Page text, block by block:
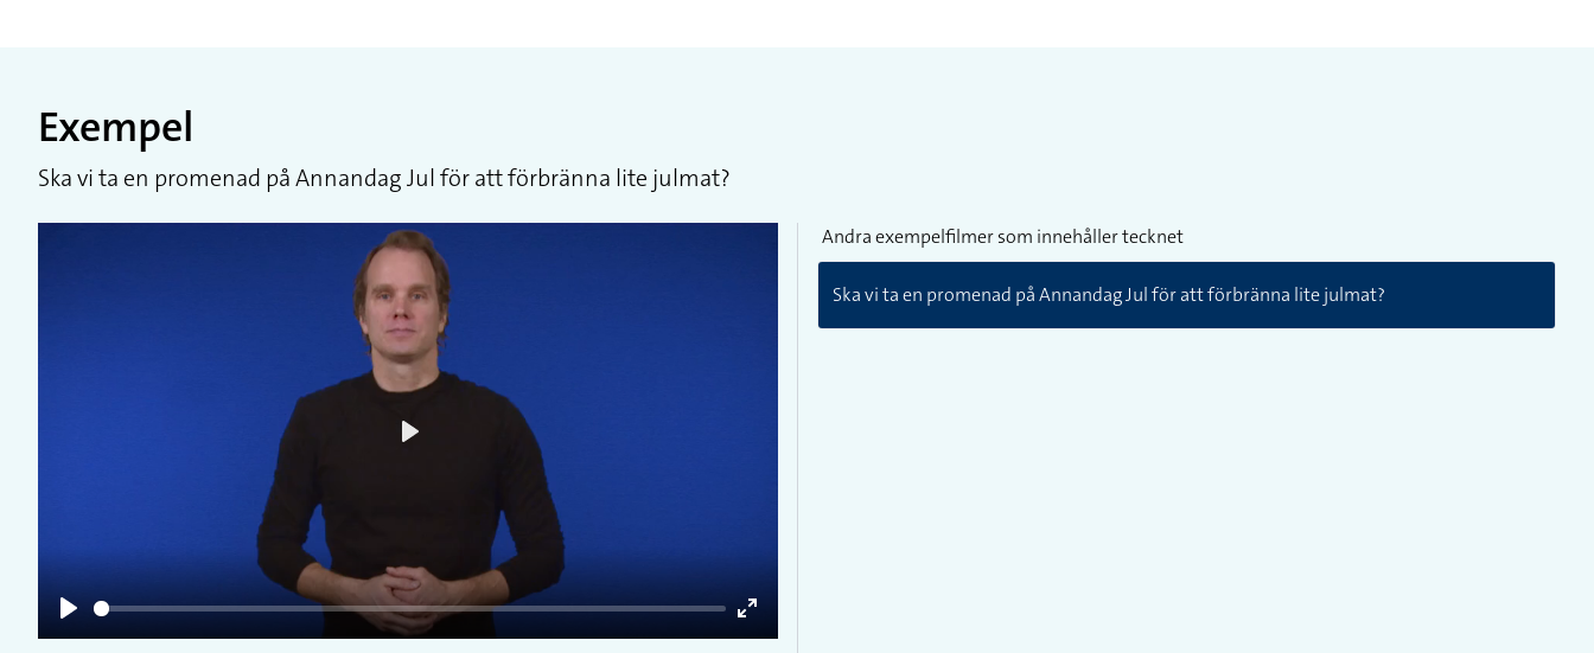
Exempel
Ska vi ta en promenad på Annandag Jul för att förbränna lite julmat?
Play
Enter
Andra exempelfilmer som innehåller tecknet
Ska vi ta en promenad på Annandag Jul för att förbränna lite julmat?